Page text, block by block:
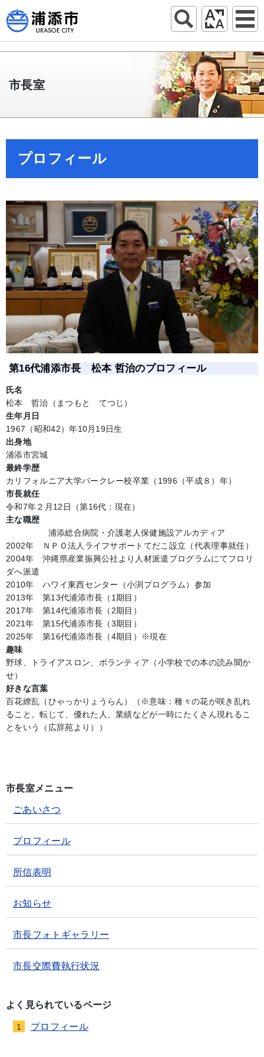
市長室
プロフィール
第16代浦添市長 松本 哲治のプロフィール
氏名
松本 哲治（まつもと てつじ）
生年月日
1967（昭和42）年10月19日生
出身地
浦添市宮城
最終学歴
カリフォルニア大学バークレー校卒業（1996（平成８）年）
市長就任
令和7年２月12日（第16代：現在）
主な職歴
浦添総合病院・介護老人保健施設アルカディア
2002年 ＮＰＯ法人ライフサポートてだこ設立（代表理事就任）
2004年 沖縄県産業振興公社より人材派遣プログラムにてフロリ
ダへ派遣
2010年 ハワイ東西センター（小渕プログラム）参加
2013年 第13代浦添市長（1期目）
2017年 第14代浦添市長（2期目）
2021年 第15代浦添市長（3期目）
2025年 第16代浦添市長（4期目）※現在
趣味
野球、トライアスロン、ボランティア（小学校での本の読み聞か
せ）
好きな言葉
百花繚乱（ひゃっかりょうらん）（※意味：種々の花が咲き乱れ
ること。転じて、優れた人、業績などが一時にたくさん現れるこ
とをいう（広辞苑より））
市長室メニュー
ごあいさつ
プロフィール
所信表明
お知らせ
市長フォトギャラリー
市長交際費執行状況
よく見られているページ
1 プロフィール